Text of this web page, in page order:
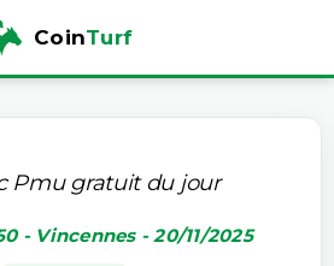
CoinTurf
Pmu gratuit du jour
- Vincennes - 20/11/2025